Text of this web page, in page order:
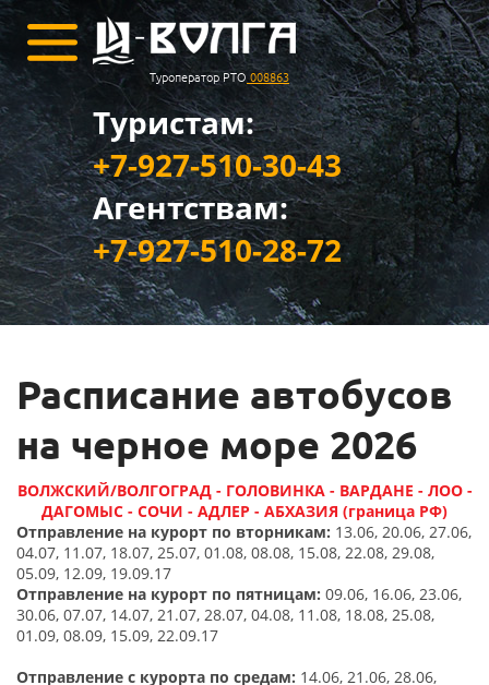
Туроператор РТО 008863
Туристам:
+7-927-510-30-43
Агентствам:
+7-927-510-28-72
Расписание автобусов
на черное море 2026
ВОЛЖСКИЙ/ВОЛГОГРАД - ГОЛОВИНКА - ВАРДАНЕ - ЛОО -
ДАГОМЫС - СОЧИ - АДЛЕР - АБХАЗИЯ (граница РФ)
Отправление на курорт по вторникам: 13.06, 20.06, 27.06,
04.07, 11.07, 18.07, 25.07, 01.08, 08.08, 15.08, 22.08, 29.08,
05.09, 12.09, 19.09.17
Отправление на курорт по пятницам: 09.06, 16.06, 23.06,
30.06, 07.07, 14.07, 21.07, 28.07, 04.08, 11.08, 18.08, 25.08,
01.09, 08.09, 15.09, 22.09.17
Отправление с курорта по средам: 14.06, 21.06, 28.06,